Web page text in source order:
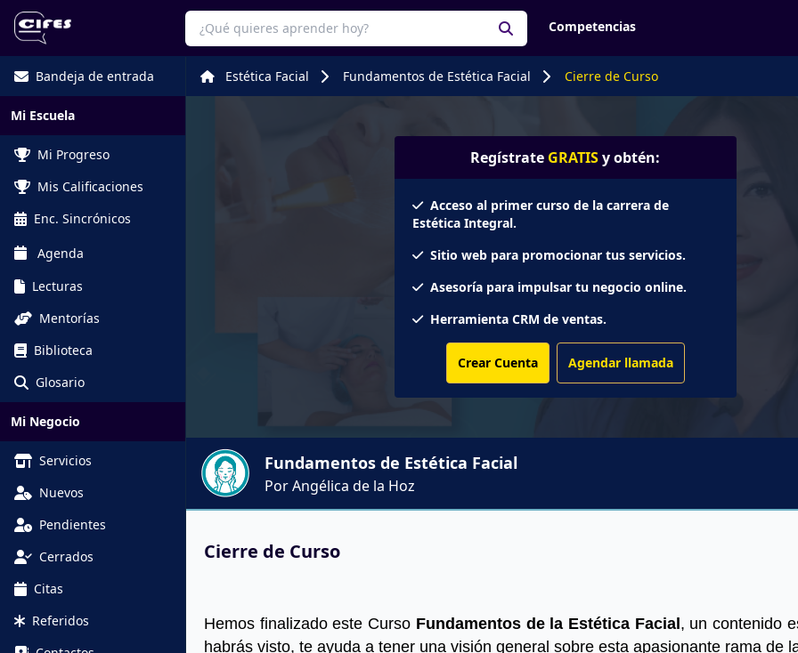
Competencias
Bandeja de entrada
Mi Escuela
Mi Progreso
Mis Calificaciones
Enc. Sincrónicos
Agenda
Lecturas
Mentorías
Biblioteca
Glosario
Mi Negocio
Servicios
Nuevos
Pendientes
Cerrados
Citas
Referidos
Estética Facial Fundamentos de Estética Facial Cierre de Curso
Regístrate GRATISy obtén:
Acceso al primer curso de la carrera de
Estética Integral.
Sitio web para promocionar tus servicios.
Asesoría para impulsar tu negocio online.
Herramienta CRM de ventas.
Crear Cuenta Agendar llamada
Fundamentos de Estética Facial
Por Angélica de la Hoz
Cierre de Curso
Hemos finalizado este Curso Fundamentos de la Estética Facial , un contenido
habrás visto, te ayuda a tener una visión general sobre esta apasionante rama de